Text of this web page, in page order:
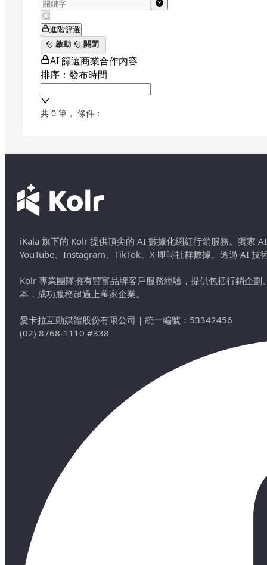
進階篩選
啟動
關閉
AI 篩選商業合作內容
排序：發布時間
共 0 筆 ， 條件：
iKala 旗下的 Kolr 提供頂尖的 AI 數據化網紅行銷服務。獨家
YouTube、Instagram、TikTok、X 即時社群數據。透過 AI
Kolr 專業團隊擁有豐富品牌客戶服務經驗，提供包括行銷企
本，成功服務超過上萬家企業。
愛卡拉互動媒體股份有限公司 ｜ 統一編號：53342456
(02) 8768-1110 #338